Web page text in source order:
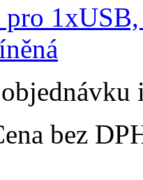
bez